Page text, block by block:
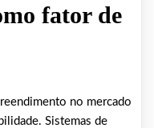
fator de
no mercado
Sistemas de